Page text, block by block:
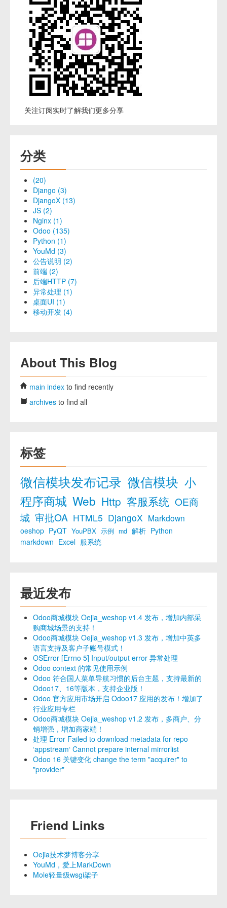
关注订阅实时了解我们更多分享
分类
(20)
Django (3)
DjangoX (13)
JS (2)
Nginx (1)
Odoo (135)
Python (1)
YouMd (3)
公告说明 (2)
前端 (2)
后端HTTP (7)
异常处理 (1)
桌面UI (1)
移动开发 (4)
About This Blog
main index to find recently
archives to find all
标签
微信模块发布记录 微信模块 小
程序商城 Web Http 客服系统 OE商
城 审批OA HTML5 DjangoX Markdown
oeshop PyQT YouPBX 示例 md 解析 Python
markdown Excel 服系统
最近发布
Odoo商城模块 Oejia_weshop v1.4 发布，增加内部采
购商城场景的支持！
Odoo商城模块 Oejia_weshop v1.3 发布，增加中英多
语言支持及客户子账号模式！
OSError [Errno 5] Input/output error 异常处理
Odoo context 的常见使用示例
Odoo 符合国人菜单导航习惯的后台主题，支持最新的
Odoo17、16等版本，支持企业版！
Odoo 官方应用市场开启 Odoo17 应用的发布！增加了
行业应用专栏
Odoo商城模块 Oejia_weshop v1.2 发布，多商户、分
销增强，增加商家端！
处理 Error Failed to download metadata for repo
‘appstream‘ Cannot prepare internal mirrorlist
Odoo 16 关键变化 change the term "acquirer" to
"provider"
Friend Links
Oejia技术梦博客分享
YouMd，爱上MarkDown
Mole轻量级wsgi架子